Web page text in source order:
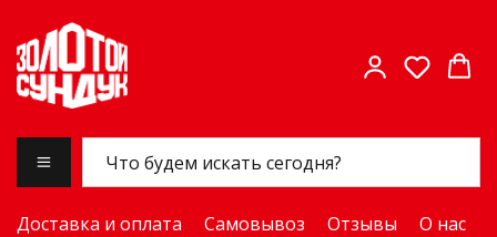
Доставка и оплата Самовывоз Отзывы О нас